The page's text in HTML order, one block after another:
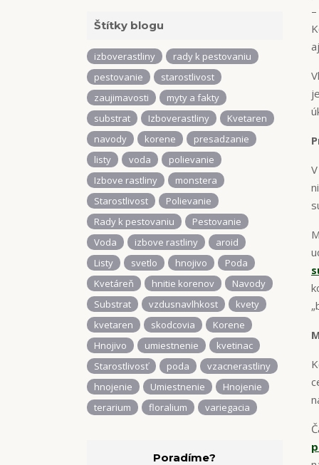
Štítky blogu
izboverastliny
rady k pestovaniu
pestovanie
starostlivost
zaujimavosti
myty a fakty
substrat
Izboverastliny
Kvetaren
navody
korene
presadzanie
listy
voda
polievanie
Izbove rastliny
monstera
Starostlivost
Polievanie
Rady k pestovaniu
Pestovanie
Voda
izbove rastliny
aroid
Listy
svetlo hnojivo
Poda
Kvetáreň
hnitie korenov
Navody
Substrat
vzdusnavlhkost
kvety
kvetaren
skodcovia
Korene
Hnojivo
umiestnenie
kvetinac
Starostlivosť
poda
vzacnerastliny
hnojenie
Umiestnenie
Hnojenie
terarium
floralium variegacia
Poradíme?